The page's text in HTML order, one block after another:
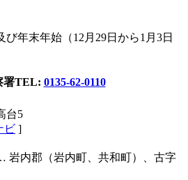
年末年始（12月29日から1月3日
署TEL: 0135-62-0110
台5
ビ ]
岩内郡（岩内町、共和町）、古字